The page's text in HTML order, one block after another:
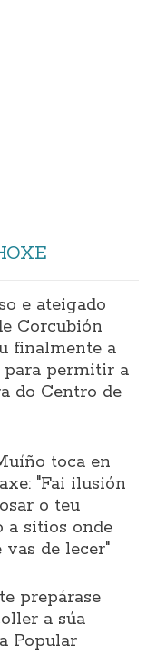
e ateigado
Corcubión
finalmente a
para permitir a
do Centro de
toca en
"Fai ilusión
o teu
a sitios onde
vas de lecer"
prepárase
a súa
Popular